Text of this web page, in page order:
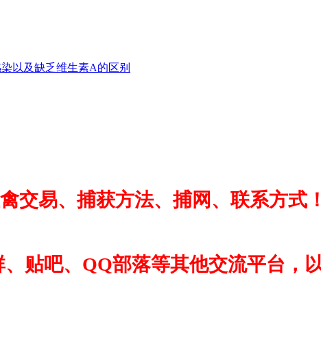
以及缺乏维生素A的区别
交易、捕获方法、捕网、联系方
贴吧、QQ部落等其他交流平台，